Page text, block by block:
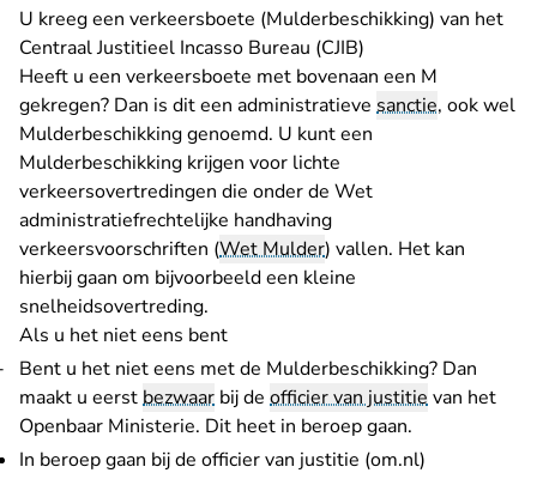
U kreeg een verkeersboete (Mulderbeschikking) van het
Centraal Justitieel Incasso Bureau (CJIB)
Heeft u een verkeersboete met bovenaan een M
gekregen? Dan is dit een administratieve sanctie, ook wel
Mulderbeschikking genoemd. U kunt een
Mulderbeschikking krijgen voor lichte
verkeersovertredingen die onder de Wet
administratiefrechtelijke handhaving
verkeersvoorschriften (Wet Mulder) vallen. Het kan
hierbij gaan om bijvoorbeeld een kleine
snelheidsovertreding.
Als u het niet eens bent
Bent u het niet eens met de Mulderbeschikking? Dan
maakt u eerstbezwaar bij de officier van justitievan het
Openbaar Ministerie. Dit heet in beroep gaan.
In beroep gaan bij de officier van justitie (om.nl)